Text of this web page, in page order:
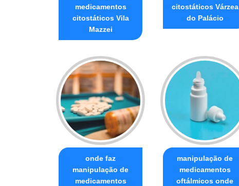
medicamentos
citostáticos Vila
Mazzei
citostáticos Várzea
do Palácio
onde faz
manipulação de
medicamentos
manipulação de
medicamentos
oftálmicos onde